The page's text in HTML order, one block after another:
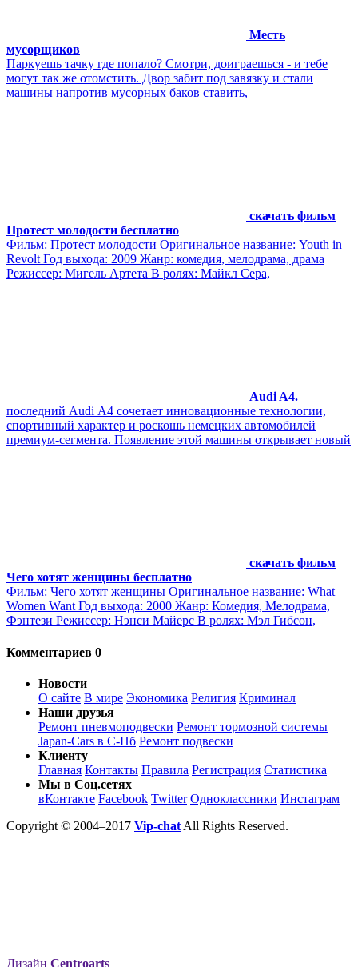
Месть
мусорщиков
Паркуешь тачку где попало? Смотри, доиграешься - и тебе
могут так же отомстить. Двор забит под завязку и стали
машины напротив мусорных баков ставить,
скачать фильм
Протест молодости бесплатно
Фильм: Протест молодости Оригинальное название: Youth in
Revolt Год выхода: 2009 Жанр: комедия, мелодрама, драма
Режиссер: Мигель Артета В ролях: Майкл Сера,
Audi A4.
пoследний Audi А4 сочетает инновационные технологии,
спортивный характер и роскошь немецких автомобилей
премиум-сегмента. Появление этой машины открывает новый
скачать фильм
Чего хотят женщины бесплатно
Фильм: Чего хотят женщины Оригинальное название: What
Women Want Год выхода: 2000 Жанр: Комедия, Мелодрама,
Фэнтези Режиссер: Нэнси Майерс В ролях: Мэл Гибсон,
Комментариев 0
Новости
О сайте В мире Экономика Религия Криминал
Наши друзья
Ремонт пневмоподвески Ремонт тормозной системы
Japan-Cars в С-Пб Ремонт подвески
Клиенту
Главная Контакты Правила Регистрация Статистика
Мы в Соц.сетях
вКонтакте Facebook Twitter Одноклассники Инстаграм
Copyright © 2004–2017 Vip-chat All Rights Reserved.
Дизайн Centroarts